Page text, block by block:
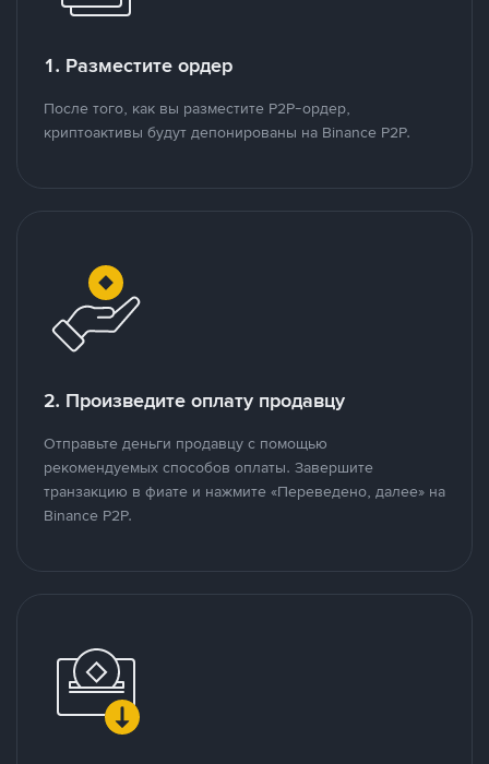
1. Разместите ордер
После того, как вы разместите P2P-ордер,
криптоактивы будут депонированы на Binance P2P.
2. Произведите оплату продавцу
Отправьте деньги продавцу с помощью
рекомендуемых способов оплаты. Завершите
транзакцию в фиате и нажмите «Переведено, далее» на
Binance P2P.